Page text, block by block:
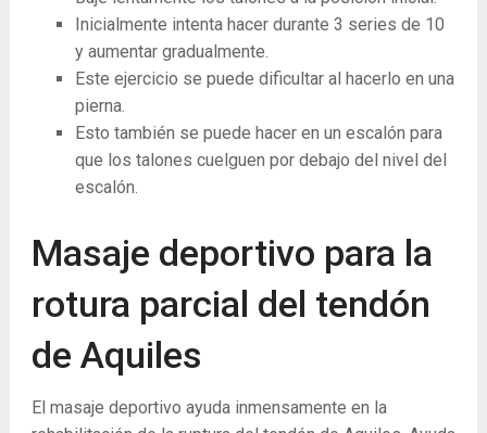
Inicialmente intenta hacer durante 3 series de 10
y aumentar gradualmente.
Este ejercicio se puede dificultar al hacerlo en una
pierna.
Esto también se puede hacer en un escalón para
que los talones cuelguen por debajo del nivel del
escalón.
Masaje deportivo para la
rotura parcial del tendón
de Aquiles
El masaje deportivo ayuda inmensamente en la